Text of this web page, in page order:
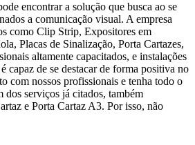
encontrar a solução que busca ao se
a comunicação visual. A empresa
como Clip Strip, Expositores em
Placas de Sinalização, Porta Cartazes,
altamente capacitados, e instalações
capaz de se destacar de forma positiva no
com nossos profissionais e tenha todo o
dos serviços já citados, também
e Porta Cartaz A3. Por isso, não